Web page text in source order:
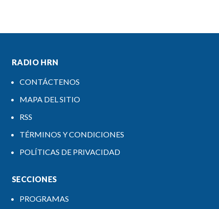
RADIO HRN
CONTÁCTENOS
MAPA DEL SITIO
RSS
TÉRMINOS Y CONDICIONES
POLÍTICAS DE PRIVACIDAD
SECCIONES
PROGRAMAS